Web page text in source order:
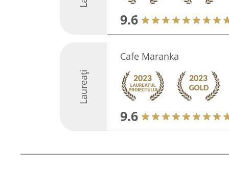
9.6
Laureați
Cafe Maranka
9.6